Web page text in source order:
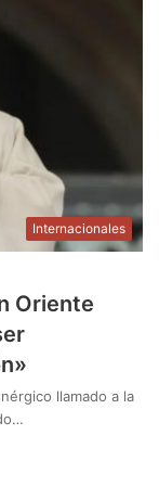
Internacionales
Oriente
llamado a la